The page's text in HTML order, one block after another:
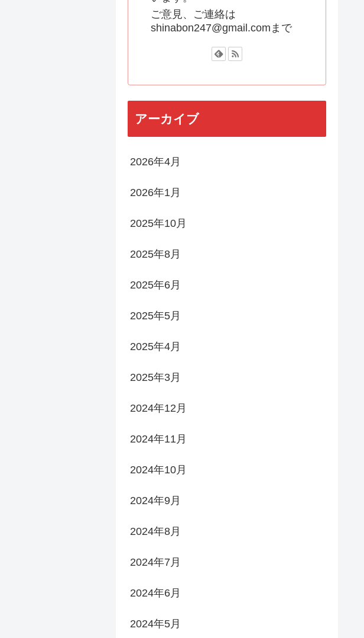
ご意見、ご連絡は
shinabon247@gmail.comまで
アーカイブ
2026年4月
2026年1月
2025年10月
2025年8月
2025年6月
2025年5月
2025年4月
2025年3月
2024年12月
2024年11月
2024年10月
2024年9月
2024年8月
2024年7月
2024年6月
2024年5月